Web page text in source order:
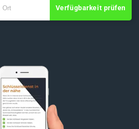
Verfügbarkeit prüfen